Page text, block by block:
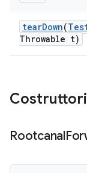
tearDown(
Throwable t)
Rootcanal